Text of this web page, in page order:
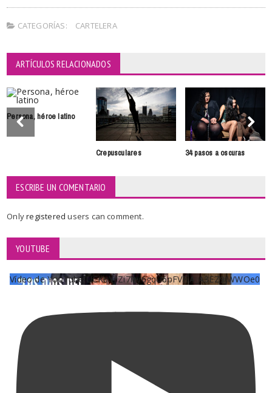
CATEGORÍAS: CARTELERA
ARTÍCULOS RELACIONADOS
Persona, héroe latino
Crepusculares 34 pasos a oscuras
ESCRIBE UN COMENTARIO
Onlyregisteredusers can comment.
YOUTUBE
Vídeo de YouTube UCKqYjiZi7lzy6gqU6pFVFiA_A3EZ9JWWOe0